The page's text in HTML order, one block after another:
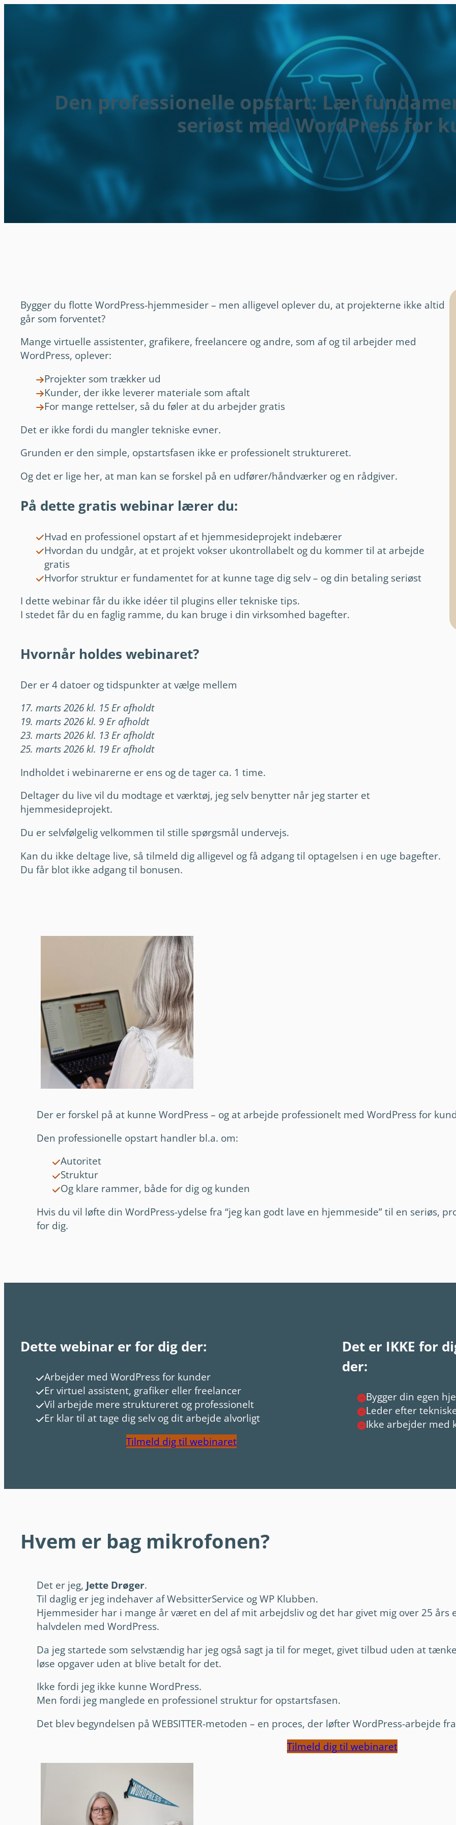
Den professionelle opstart: Lær
seriøst med WordPress for
Bygger du flotte WordPress-hjemmesider – men alligevel oplever du, at projekterne ikke altid
går som forventet?
Mange virtuelle assistenter, grafikere, freelancere og andre, som af og til arbejder med
WordPress, oplever:
Projekter som trækker ud
Kunder, der ikke leverer materiale som aftalt
For mange rettelser, så du føler at du arbejder gratis
Det er ikke fordi du mangler tekniske evner.
Grunden er den simple, opstartsfasen ikke er professionelt struktureret.
Og det er lige her, at man kan se forskel på en udfører/håndværker og en rådgiver.
På dette gratis webinar lærer du:
Hvad en professionel opstart af et hjemmesideprojekt indebærer
Hvordan du undgår, at et projekt vokser ukontrollabelt og du kommer til at arbejde
gratis
Hvorfor struktur er fundamentet for at kunne tage dig selv – og din betaling seriøst
I dette webinar får du ikke idéer til plugins eller tekniske tips.
I stedet får du en faglig ramme, du kan bruge i din virksomhed bagefter.
Hvornår holdes webinaret?
Der er 4 datoer og tidspunkter at vælge mellem
17. marts 2026 kl. 15 Er afholdt
19. marts 2026 kl. 9 Er afholdt
23. marts 2026 kl. 13 Er afholdt
25. marts 2026 kl. 19 Er afholdt
Indholdet i webinarerne er ens og de tager ca. 1 time.
Deltager du live vil du modtage et værktøj, jeg selv benytter når jeg starter et
hjemmesideprojekt.
Du er selvfølgelig velkommen til stille spørgsmål undervejs.
Kan du ikke deltage live, så tilmeld dig alligevel og få adgang til optagelsen i en uge bagefter.
Du får blot ikke adgang til bonusen.
Der er forskel på at kunne WordPress – og at arbejde professionelt med WordPress for
Den professionelle opstart handler bl.a. om:
Autoritet
Struktur
Og klare rammer, både for dig og kunden
Hvis du vil løfte din WordPress-ydelse fra “jeg kan godt lave en hjemmeside” til en seriøs,
for dig.
Dette webinar er for dig der:
Arbejder med WordPress for kunder
Er virtuel assistent, grafiker eller freelancer
Vil arbejde mere struktureret og professionelt
Er klar til at tage dig selv og dit arbejde alvorligt
Tilmeld dig til webinaret
Det er IKKE for
der:
Bygger din egen
Leder efter
Ikke arbejder med
Hvem er bag mikrofonen?
Det er jeg, Jette Drøger.
Til daglig er jeg indehaver af WebsitterService og WP Klubben.
Hjemmesider har i mange år været en del af mit arbejdsliv og det har givet mig over 25
halvdelen med WordPress.
Da jeg startede som selvstændig har jeg også sagt ja til for meget, givet tilbud uden at
løse opgaver uden at blive betalt for det.
Ikke fordi jeg ikke kunne WordPress.
Men fordi jeg manglede en professionel struktur for opstartsfasen.
Det blev begyndelsen på WEBSITTER-metoden – en proces, der løfter WordPress-arbejde
Tilmeld dig til webinaret